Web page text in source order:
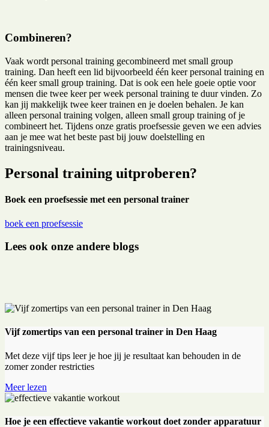
Combineren?
Vaak wordt personal training gecombineerd met small group
training. Dan heeft een lid bijvoorbeeld één keer personal training en
één keer small group training. Dat is ook een hele goeie optie voor
mensen die twee keer per week personal training te duur vinden. Zo
kan jij makkelijk twee keer trainen en je doelen behalen. Je kan
alleen personal training volgen, alleen small group training of je
combineert het. Tijdens onze gratis proefsessie geven we een advies
aan je mee wat het beste past bij jouw doelstelling en
trainingsniveau.
Personal training uitproberen?
Boek een proefsessie met een personal trainer
boek een proefsessie
Lees ook onze andere blogs
Vijf zomertips van een personal trainer in Den Haag
Met deze vijf tips leer je hoe jij je resultaat kan behouden in de
zomer zonder restricties
Meer lezen
Hoe je een effectieve vakantie workout doet zonder apparatuur